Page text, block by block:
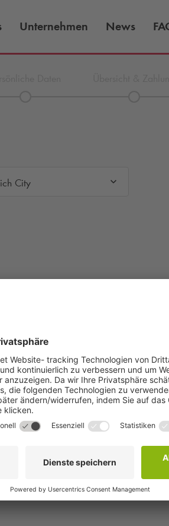
Unternehmen News
City
um alle